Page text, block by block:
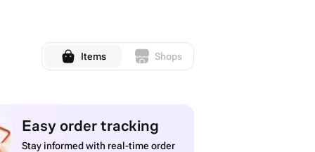
Items Shops
Easy order tracking
Stay informed with real-time order